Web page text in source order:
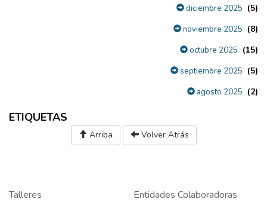
diciembre 2025 (5)
noviembre 2025 (8)
octubre 2025 (15)
septiembre 2025 (5)
agosto 2025 (2)
ETIQUETAS
Arriba Volver Atrás
Talleres
Entidades Colaboradoras